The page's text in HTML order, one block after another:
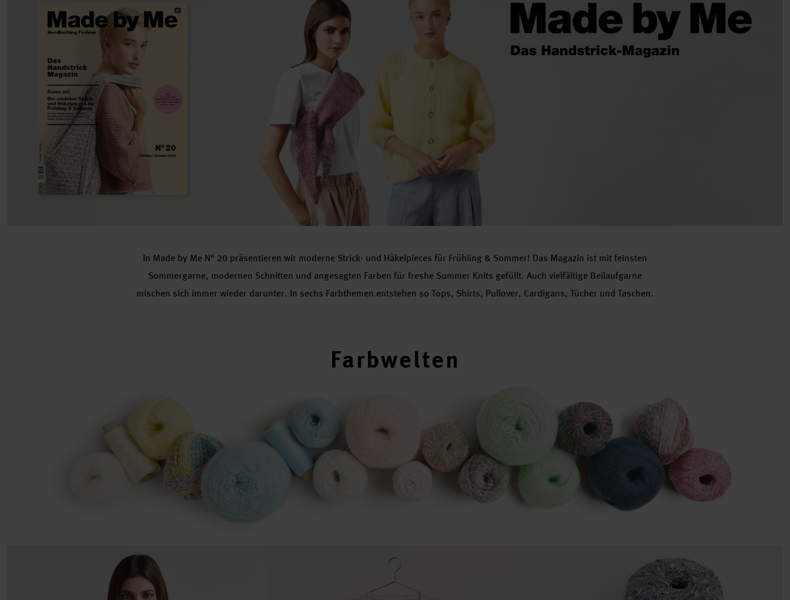
In Made by Me N° 20 präsentieren wir moderne Strick- und Häkelpieces für Frühling & Sommer! Das Magazin ist mit feinsten
Sommergarne, modernen Schnitten und angesagten Farben für freshe Summer Knits gefüllt. Auch vielfältige Beilaufgarne
mischen sich immer wieder darunter. In sechs Farbthemen entstehen so Tops, Shirts, Pullover, Cardigans, Tücher und Taschen.
Farbwelten